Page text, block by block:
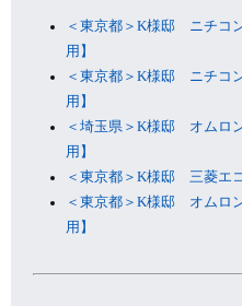
＜東京都＞K様邸 ニチコ
用】
＜東京都＞K様邸 ニチコ
用】
＜埼玉県＞K様邸 オムロ
用】
＜東京都＞K様邸 三菱エ
＜東京都＞K様邸 オムロ
用】